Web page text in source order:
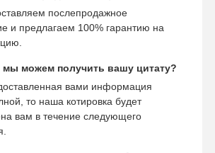
послепродажное
и предлагаем 100% гарантию на
мы можем получить вашу цитату?
вами информация
то наша котировка будет
вам в течение следующего